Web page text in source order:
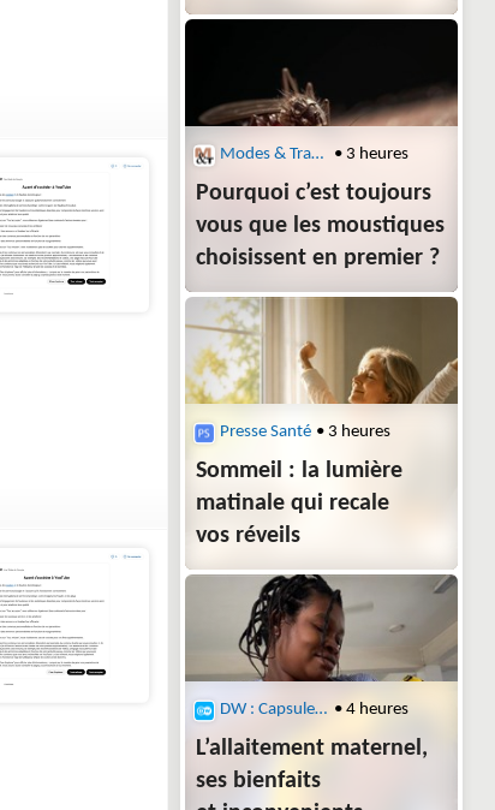
pour varier les plaisirs
Modes & Travaux : Trucs et Astuces santé • 3 heures
Pourquoi c’est toujours
vous que les moustiques
choisissent en premier ?
Presse Santé • 3 heures
Sommeil : la lumière
matinale qui recale
vos réveils
DW : Capsule santé • 4 heures
L’allaitement maternel,
ses bienfaits